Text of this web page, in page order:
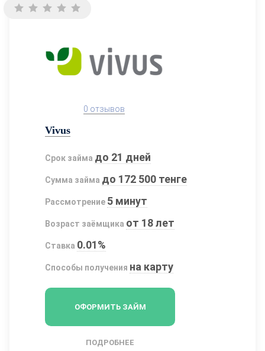
0 отзывов
Vivus
Срок займа до 21 дней
Сумма займа до 172 500 тенге
Рассмотрение 5 минут
Возраст заёмщика от 18 лет
Ставка 0.01%
Способы получения на карту
ОФОРМИТЬ ЗАЙМ
ПОДРОБНЕЕ